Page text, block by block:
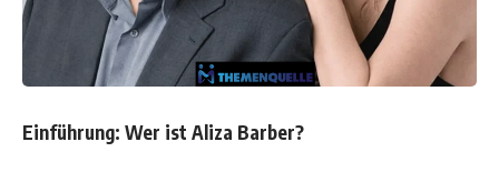
Einführung: Wer ist Aliza Barber?